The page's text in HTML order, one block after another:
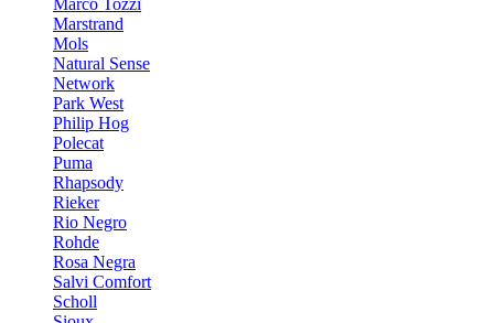
Marco Tozzi
Marstrand
Mols
Natural Sense
Network
Park West
Philip Hog
Polecat
Puma
Rhapsody
Rieker
Rio Negro
Rohde
Rosa Negra
Salvi Comfort
Scholl